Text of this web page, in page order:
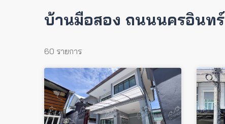
บ้านมือสอง ถนนนครอินทร์
60 รายการ